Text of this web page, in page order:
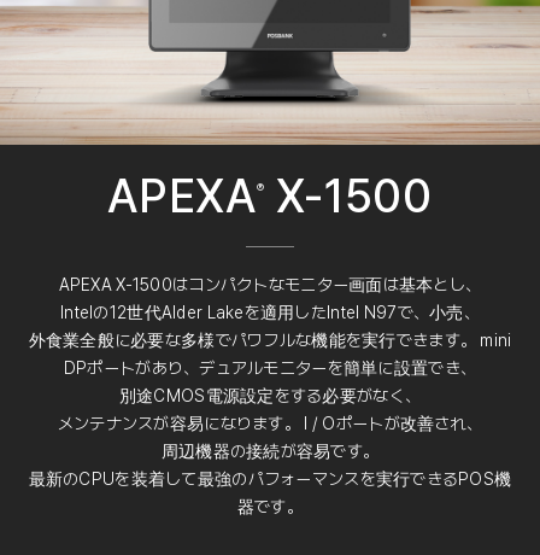
APEXA® X-1500
APEXA X-1500はコンパクトなモニター画面は基本とし、
Intelの12世代Alder Lakeを適用したIntel N97で、小売、
外食業全般に必要な多様でパワフルな機能を実行できます。 mini
DPポートがあり、デュアルモニターを簡単に設置でき、
別途CMOS電源設定をする必要がなく、
メンテナンスが容易になります。 I / Oポートが改善され、
周辺機器の接続が容易です。
最新のCPUを装着して最強のパフォーマンスを実行できるPOS機
器です。